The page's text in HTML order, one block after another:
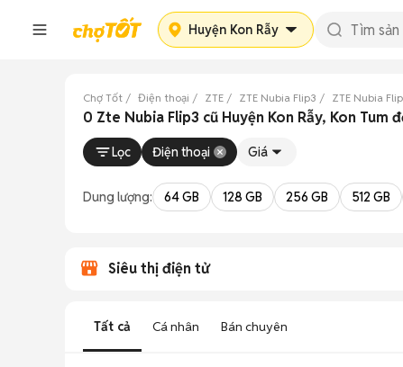
Huyện Kon Rẫy
Chợ Tốt Điện thoại ZTE ZTE Nubia Flip3 ZTE Nubia
0 Zte Nubia Flip3 cũ Huyện Kon Rẫy, Kon Tum
Lọc Điện thoại Giá
Dung lượng: 64 GB 128 GB 256 GB 512 GB
Siêu thị điện tử
Tất cả Cá nhân Bán chuyên